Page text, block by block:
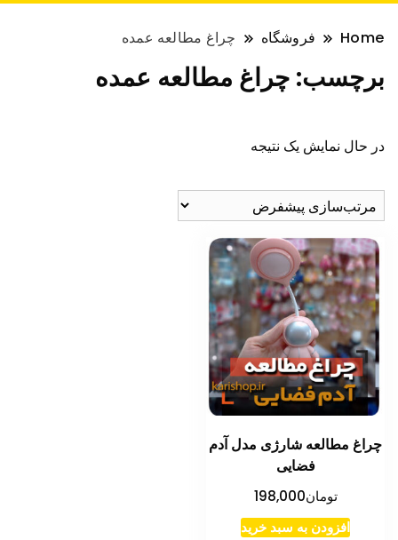
Home فروشگاه چراغ مطالعه عمده
برچسب: چراغ مطالعه عمده
در حال نمایش یک نتیجه
چراغ مطالعه شارژی مدل آدم
فضایی
تومان198,000
افزودن به سبد خرید